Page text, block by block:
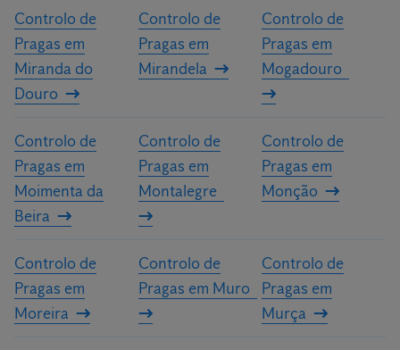
Controlo de
Pragas em
Miranda do
Douro
Controlo de
Pragas em
Mirandela
Controlo de
Pragas em
Mogadouro
Controlo de
Pragas em
Moimenta da
Beira
Controlo de
Pragas em
Montalegre
Controlo de
Pragas em
Monção
Controlo de
Pragas em
Moreira
Controlo de
Pragas em Muro
Controlo de
Pragas em
Murça